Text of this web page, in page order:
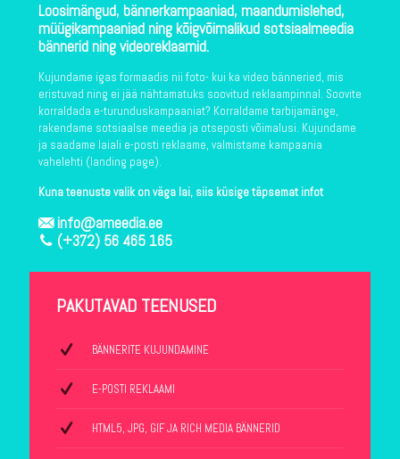
Loosimängud, bännerkampaaniad, maandumislehed,
müügikampaaniad ning kõigvõimalikud sotsiaalmeedia
bännerid ning videoreklaamid.
Kujundame igas formaadis nii foto- kui ka video bänneried, mis
eristuvad ning ei jää nähtamatuks soovitud reklaampinnal. Soovite
korraldada e-turunduskampaaniat? Korraldame tarbijamänge,
rakendame sotsiaalse meedia ja otseposti võimalusi. Kujundame
ja saadame laiali e-posti reklaame, valmistame kampaania
vahelehti (landing page).
Kuna teenuste valik on väga lai, siis küsige täpsemat infot
info@ameedia.ee
(+372) 56 465 165
PAKUTAVAD TEENUSED
BÄNNERITE KUJUNDAMINE
E-POSTI REKLAAMI
HTML5, JPG, GIF JA RICH MEDIA BÄNNERID